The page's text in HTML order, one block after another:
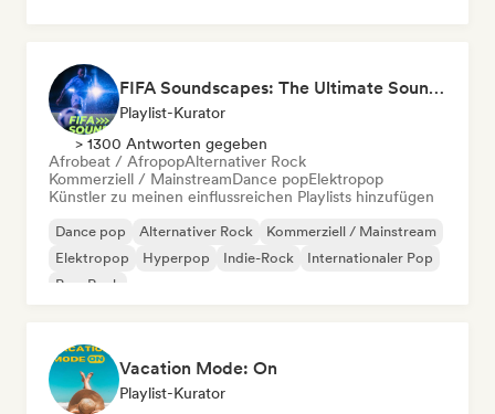
FIFA Soundscapes: The Ultimate Soundtrack ⚽️ Festival Indie, Electropop & Dance Anthems
Playlist-Kurator
> 1300 Antworten gegeben
Afrobeat / AfropopAlternativer Rock
Kommerziell / MainstreamDance popElektropop
Künstler zu meinen einflussreichen Playlists hinzufügen
Dance pop Alternativer Rock
Kommerziell / Mainstream
Elektropop
Hyperpop Indie-Rock
Internationaler Pop
Pop-Rock
Vacation Mode: On
Playlist-Kurator